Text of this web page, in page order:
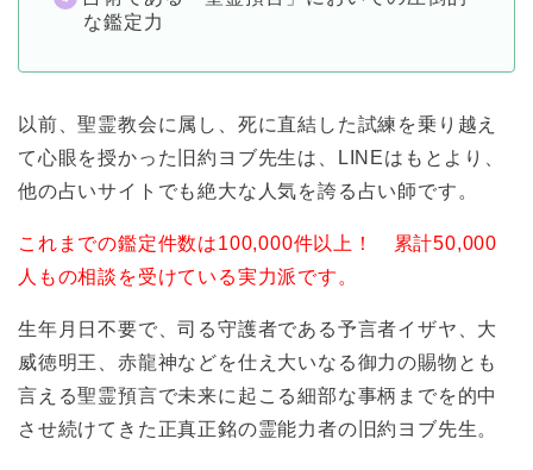
な鑑定力
以前、聖霊教会に属し、死に直結した試練を乗り越え
て心眼を授かった旧約ヨブ先生は、LINEはもとより、
他の占いサイトでも絶大な人気を誇る占い師です。
これまでの鑑定件数は100,000件以上！ 累計50,000
人もの相談を受けている実力派です。
生年月日不要で、司る守護者である予言者イザヤ、大
威徳明王、赤龍神などを仕え大いなる御力の賜物とも
言える聖霊預言で未来に起こる細部な事柄までを的中
させ続けてきた正真正銘の霊能力者の旧約ヨブ先生。